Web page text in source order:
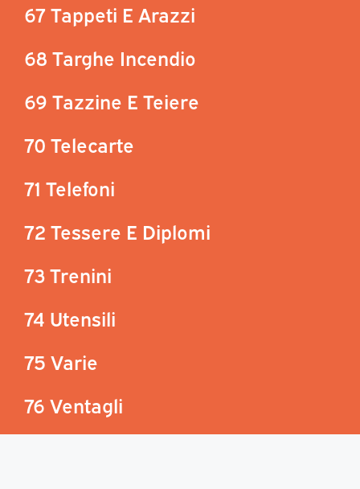
67 Tappeti E Arazzi
68 Targhe Incendio
69 Tazzine E Teiere
70 Telecarte
71 Telefoni
72 Tessere E Diplomi
73 Trenini
74 Utensili
75 Varie
76 Ventagli